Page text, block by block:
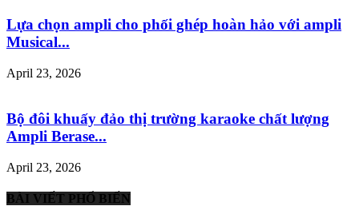
Lựa chọn ampli cho phối ghép hoàn hảo với ampli
Musical...
April 23, 2026
Bộ đôi khuấy đảo thị trường karaoke chất lượng
Ampli Berase...
April 23, 2026
BÀI VIẾT PHỔ BIẾN